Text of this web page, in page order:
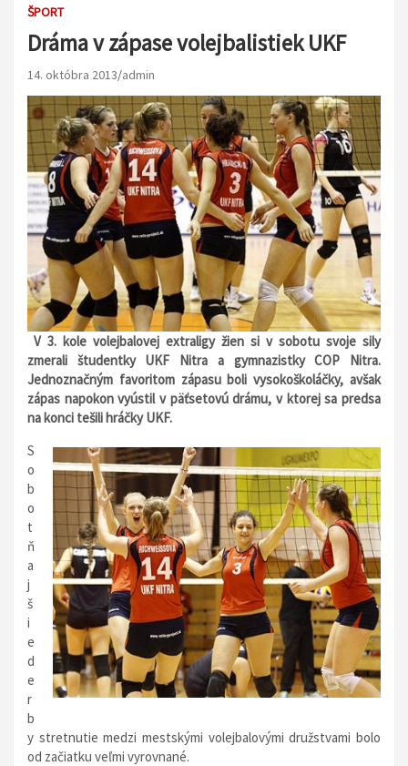
ŠPORT
Dráma v zápase volejbalistiek UKF
14. októbra 2013 admin
V 3. kole volejbalovej extraligy žien si v sobotu svoje sily
zmerali študentky UKF Nitra a gymnazistky COP Nitra.
Jednoznačným favoritom zápasu boli vysokoškoláčky, avšak
zápas napokon vyústil v päťsetovú drámu, v ktorej sa predsa
na konci tešili hráčky UKF.
S
o
b
o
t
ň
a
j
š
i
e
d
e
r
b
y stretnutie medzi mestskými volejbalovými družstvami bolo
od začiatku veľmi vyrovnané.